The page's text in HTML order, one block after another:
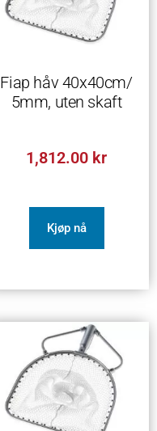
Fiap håv 40x40cm/
5mm, uten skaft
1,812.00 kr
Kjøp nå